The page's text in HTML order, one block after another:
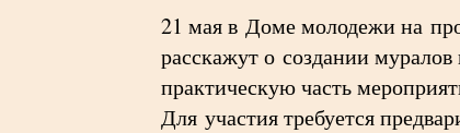
21 мая в Доме молодежи на
расскажут о создании
практическую часть
Для участия требуется